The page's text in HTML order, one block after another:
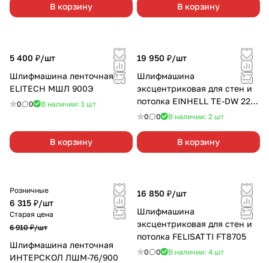
В корзину В корзину
5 400 ₽/шт
Шлифмашина ленточная
ELITECH МШЛ 900Э
0 0 В наличии: 1 шт
В корзину
19 950 ₽/шт
Шлифмашина
эксцентриковая для стен и
потолка EINHELL TE-DW 225
X 0 0 В наличии: 2 шт
В корзину
Розничные
6 315 ₽/шт
Старая цена
6 910 ₽/шт
Шлифмашина ленточная
ИНТЕРСКОЛ ЛШМ-76/900
16 850 ₽/шт
Шлифмашина
эксцентриковая для стен и
потолка FELISATTI FT8705
0 0 В наличии: 4 шт